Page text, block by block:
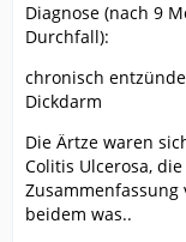
Diagnose (nach 9
Durchfall):
chronisch
Dickdarm
Die Ärtze waren
Colitis Ulcerosa,
Zusammenfassung
beidem was..